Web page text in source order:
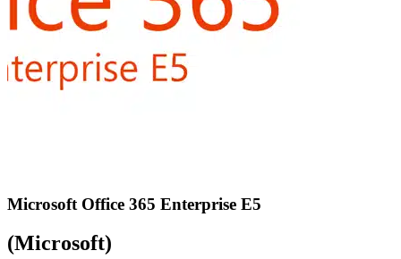
Microsoft Office 365 Enterprise E5
(Microsoft)